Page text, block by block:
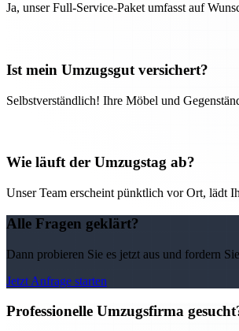
Ja, unser Full-Service-Paket umfasst auf
Ist mein Umzugsgut versichert?
Selbstverständlich! Ihre Möbel und
Wie läuft der Umzugstag ab?
Unser Team erscheint pünktlich vor Ort, lädt
Alle Fragen geklärt?
Dann probieren Sie es jetzt aus und fordern
Jetzt Anfrage starten
Professionelle Umzugsfirma